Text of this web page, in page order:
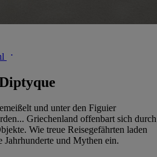
und unter den Figuier
Griechenland offenbart sich durch
Wie treue Reisegefährten laden
Jahrhunderte und Mythen ein.